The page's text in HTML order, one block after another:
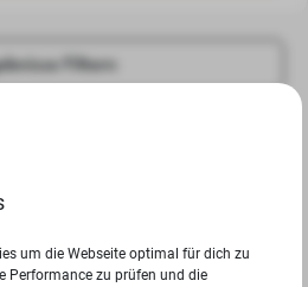
Filtern
um die Webseite optimal für dich zu
Performance zu prüfen und die